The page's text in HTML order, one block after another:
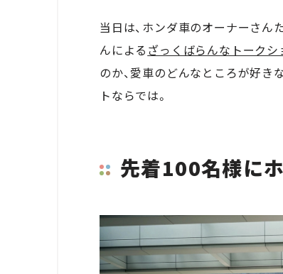
当日は、ホンダ車のオーナーさん
んによる ざっくばらんなトークシ
のか、愛車のどんなところが好き
トならでは。
先着100名様に